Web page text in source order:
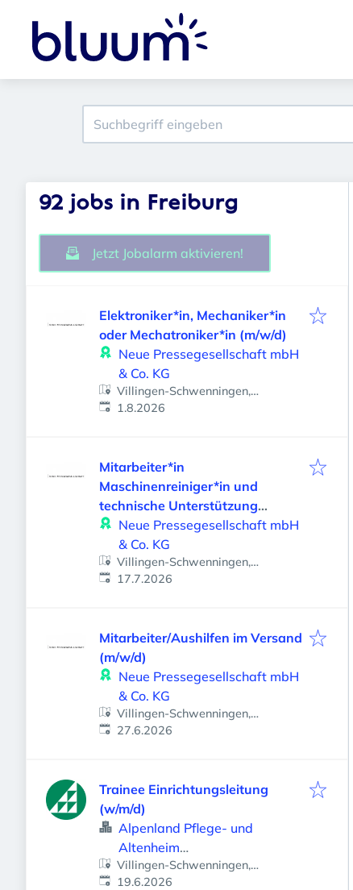
92 jobs in Freiburg
Jetzt Jobalarm aktivieren!
Elektroniker*in, Mechaniker*in
oder Mechatroniker*in (m/w/d)
Neue Pressegesellschaft mbH
& Co. KG
Villingen-Schwenningen,
Deutschland
Veröffentlicht
1.8.2026
Mitarbeiter*in
Maschinenreiniger*in und
technische Unterstützung
(m/w/d)
Neue Pressegesellschaft mbH
& Co. KG
Villingen-Schwenningen,
Deutschland
Veröffentlicht:
17.7.2026
Mitarbeiter/Aushilfen im Versand
(m/w/d)
Neue Pressegesellschaft mbH
& Co. KG
Villingen-Schwenningen,
Deutschland
Veröffentlicht:
27.6.2026
Trainee Einrichtungsleitung
(w/m/d)
Alpenland Pflege- und
Altenheim
Betriebsgesellschaft mbH
Villingen-Schwenningen,
Deutschland
Veröffentlicht:
19.6.2026